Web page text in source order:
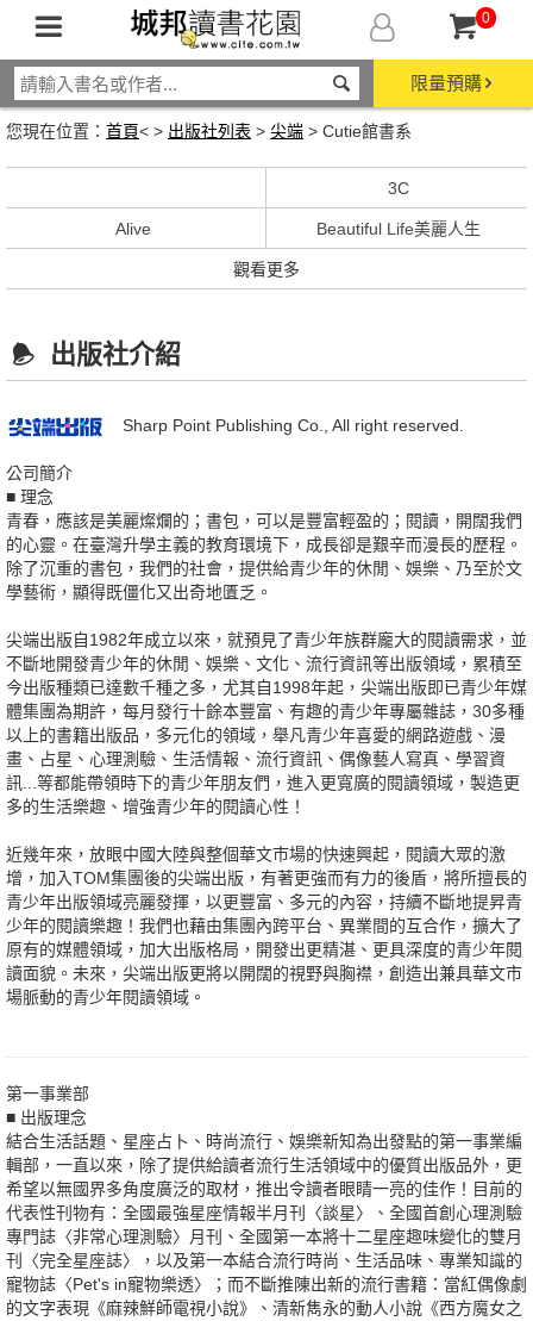
0
限量預購
您現在位置： 首頁< > 出版社列表 > 尖端 > Cutie館書系
3C
Alive Beautiful Life美麗人生
觀看更多
出版社介紹
Sharp Point Publishing Co., All right reserved.
公司簡介
■ 理念
青春，應該是美麗燦爛的；書包，可以是豐富輕盈的；閱讀，開闊我們
的心靈。在臺灣升學主義的教育環境下，成長卻是艱辛而漫長的歷程。
除了沉重的書包，我們的社會，提供給青少年的休閒、娛樂、乃至於文
學藝術，顯得既僵化又出奇地匱乏。
尖端出版自1982年成立以來，就預見了青少年族群龐大的閱讀需求，並
不斷地開發青少年的休閒、娛樂、文化、流行資訊等出版領域，累積至
今出版種類已達數千種之多，尤其自1998年起，尖端出版即已青少年媒
體集團為期許，每月發行十餘本豐富、有趣的青少年專屬雜誌，30多種
以上的書籍出版品，多元化的領域，舉凡青少年喜愛的網路遊戲、漫
畫、占星、心理測驗、生活情報、流行資訊、偶像藝人寫真、學習資
訊...等都能帶領時下的青少年朋友們，進入更寬廣的閱讀領域，製造更
多的生活樂趣、增強青少年的閱讀心性！
近幾年來，放眼中國大陸與整個華文市場的快速興起，閱讀大眾的激
增，加入TOM集團後的尖端出版，有著更強而有力的後盾，將所擅長的
青少年出版領域亮麗發揮，以更豐富、多元的內容，持續不斷地提昇青
少年的閱讀樂趣！我們也藉由集團內跨平台、異業間的互合作，擴大了
原有的媒體領域，加大出版格局，開發出更精湛、更具深度的青少年閱
讀面貌。未來，尖端出版更將以開闊的視野與胸襟，創造出兼具華文市
場脈動的青少年閱讀領域。
第一事業部
■ 出版理念
結合生活話題、星座占卜、時尚流行、娛樂新知為出發點的第一事業編
輯部，一直以來，除了提供給讀者流行生活領域中的優質出版品外，更
希望以無國界多角度廣泛的取材，推出令讀者眼睛一亮的佳作！目前的
代表性刊物有：全國最強星座情報半月刊〈談星〉、全國首創心理測驗
專門誌〈非常心理測驗〉月刊、全國第一本將十二星座趣味變化的雙月
刊〈完全星座誌〉，以及第一本結合流行時尚、生活品味、專業知識的
寵物誌〈Pet's in寵物樂透〉；而不斷推陳出新的流行書籍：當紅偶像劇
的文字表現《麻辣鮮師電視小說》、清新雋永的動人小說《西方魔女之